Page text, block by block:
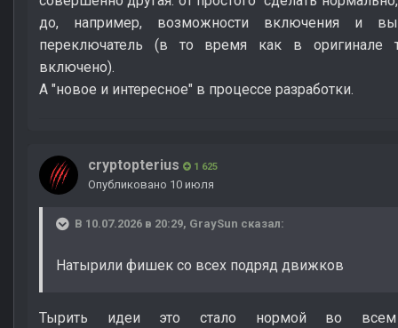
до, например, возможности включения и
переключатель (в то время как в оригинале
включено).
А "новое и интересное" в процессе разработки.
cryptopterius 1 625
Опубликовано 10 июля
В 10.07.2026 в 20:29, GraySun сказал:
Натырили фишек со всех подряд движков
Тырить идеи это стало нормой во